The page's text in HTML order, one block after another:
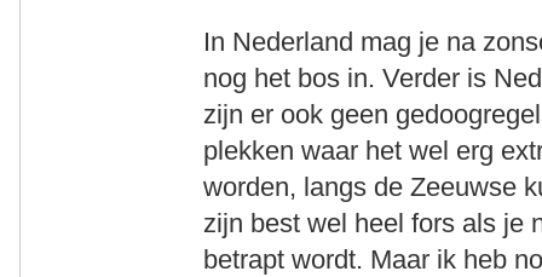
In Nederland mag je na
nog het bos in. Verder is
zijn er ook geen
plekken waar het wel erg
worden, langs de Zeeuwse
zijn best wel heel fors als je
betrapt wordt. Maar ik heb